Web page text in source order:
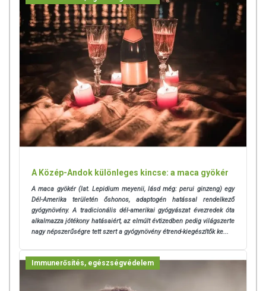
A Közép-Andok különleges kincse: a maca gyökér
A maca gyökér (lat. Lepidium meyenii, lásd még: perui ginzeng) egy
Dél-Amerika területén őshonos, adaptogén hatással rendelkező
gyógynövény. A tradicionális dél-amerikai gyógyászat évezredek óta
alkalmazza jótékony hatásaiért, az elmúlt évtizedben pedig világszerte
nagy népszerűségre tett szert a gyógynövény étrend-kiegészítők ke...
Immunerősítés, egészségvédelem